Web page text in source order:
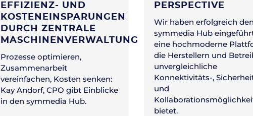
EFFIZIENZ- UND
KOSTENEINSPARUNGEN
DURCH ZENTRALE
MASCHINENVERWALTUNG
Prozesse optimieren,
Zusammenarbeit
vereinfachen, Kosten senken:
Kay Andorf, CPO gibt Einblicke
in den symmedia Hub.
PERSPECTIVE
Wir haben erfolgreich den
symmedia Hub
eine hochmoderne
die Herstellern und
unvergleichliche
Konnektivitäts-,
und
bietet.